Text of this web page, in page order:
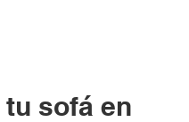
sofá en